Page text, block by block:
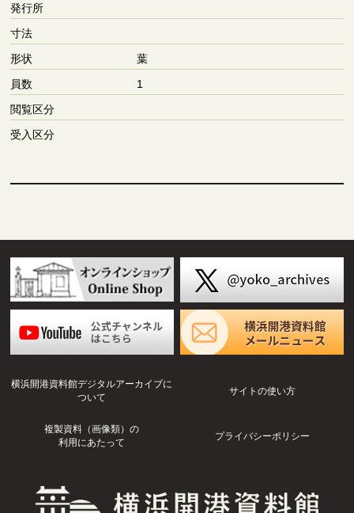
発行所
寸法
形状
葉
員数
1
閲覧区分
受入区分
横浜開港資料館デジタルアーカイブに
ついて
サイトの使い方
複製資料（画像類）の
利用にあたって
プライバシーポリシー